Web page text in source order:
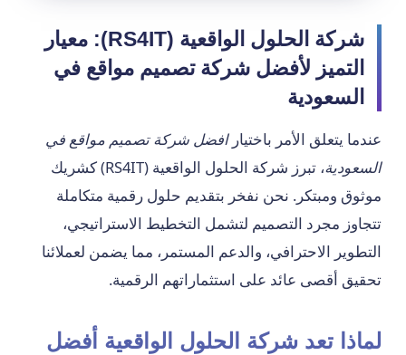
شركة الحلول الواقعية (RS4IT): معيار
التميز لأفضل شركة تصميم مواقع في
السعودية
عندما يتعلق الأمر باختيارافضل شركة تصميم مواقع في
السعودية
، تبرز شركة الحلول الواقعية (RS4IT) كشريك
موثوق ومبتكر. نحن نفخر بتقديم حلول رقمية متكاملة
تتجاوز مجرد التصميم لتشمل التخطيط الاستراتيجي،
التطوير الاحترافي، والدعم المستمر، مما يضمن لعملائنا
تحقيق أقصى عائد على استثماراتهم الرقمية.
لماذا تعد شركة الحلول الواقعية أفضل